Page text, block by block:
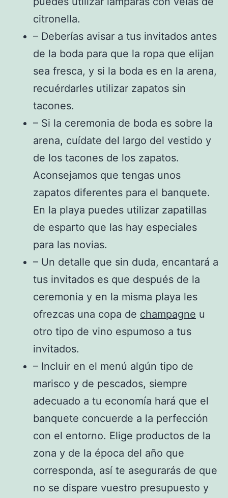
citronella.
– Deberías avisar a tus invitados antes
de la boda para que la ropa que elijan
sea fresca, y si la boda es en la arena,
recuérdarles utilizar zapatos sin
tacones.
– Si la ceremonia de boda es sobre la
arena, cuídate del largo del vestido y
de los tacones de los zapatos.
Aconsejamos que tengas unos
zapatos diferentes para el banquete.
En la playa puedes utilizar zapatillas
de esparto que las hay especiales
para las novias.
– Un detalle que sin duda, encantará a
tus invitados es que después de la
ceremonia y en la misma playa les
ofrezcas una copa de champagne u
otro tipo de vino espumoso a tus
invitados.
– Incluir en el menú algún tipo de
marisco y de pescados, siempre
adecuado a tu economía hará que el
banquete concuerde a la perfección
con el entorno. Elige productos de la
zona y de la época del año que
corresponda, así te asegurarás de que
no se dispare vuestro presupuesto y